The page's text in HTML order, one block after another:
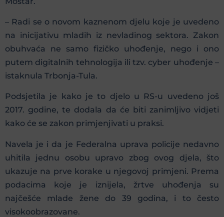
– Radi se o novom kaznenom djelu koje je uvedeno
na inicijativu mladih iz nevladinog sektora. Zakon
obuhvaća ne samo fizičko uhođenje, nego i ono
putem digitalnih tehnologija ili tzv. cyber uhođenje –
istaknula Trbonja-Tula.
Podsjetila je kako je to djelo u RS-u uvedeno još
2017. godine, te dodala da će biti zanimljivo vidjeti
kako će se zakon primjenjivati u praksi.
Navela je i da je Federalna uprava policije nedavno
uhitila jednu osobu upravo zbog ovog djela, što
ukazuje na prve korake u njegovoj primjeni. Prema
podacima koje je iznijela, žrtve uhođenja su
najčešće mlade žene do 39 godina, i to često
visokoobrazovane.